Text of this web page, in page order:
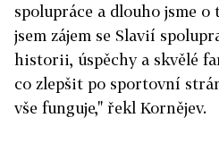
spolupráce a dlouho jsme
jsem zájem se Slavií
historii, úspěchy a skvělé
co zlepšit po sportovní
vše funguje," řekl Kornějev.